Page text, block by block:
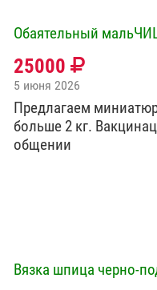
Обаятельный
25000
5 июня 2026
Предлагаем
больше 2 кг.
общении
Вязка шпица черно-